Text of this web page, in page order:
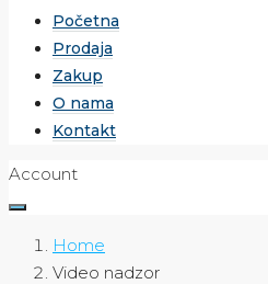
Početna
Prodaja
Zakup
O nama
Kontakt
Account
Home
Video nadzor